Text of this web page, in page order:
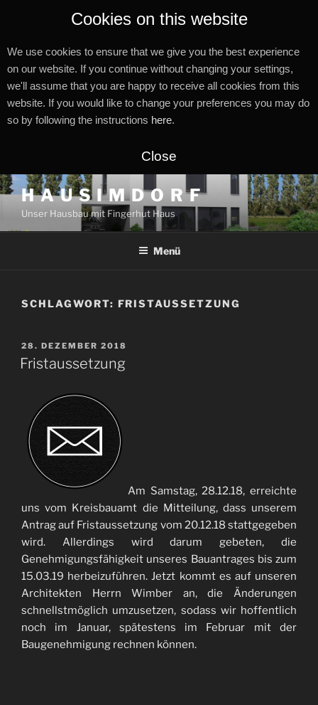
Cookies on this website
We use cookies to ensure that we give you the best experience
on our website. If you continue without changing your settings,
we'll assume that you are happy to receive all cookies from this
website. If you would like to change your preferences you may do
so by following the instructions here.
Close
Zum
Inhalt
springen
H A U S I M D O R F
Unser Hausbau mit Fingerhut Haus
Menü
SCHLAGWORT: FRISTAUSSETZUNG
VERÖFFENTLICHT
AM
28. DEZEMBER 2018
Fristaussetzung
Am Samstag, 28.12.18, erreichte
uns vom Kreisbauamt die Mitteilung, dass unserem
Antrag auf Fristaussetzung vom 20.12.18 stattgegeben
wird. Allerdings wird darum gebeten, die
Genehmigungsfähigkeit unseres Bauantrages bis zum
15.03.19 herbeizuführen. Jetzt kommt es auf unseren
Architekten Herrn Wimber an, die Änderungen
schnellstmöglich umzusetzen, sodass wir hoffentlich
noch im Januar, spätestens im Februar mit der
Baugenehmigung rechnen können.